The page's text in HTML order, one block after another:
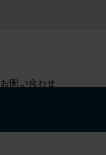
お問い合わせ